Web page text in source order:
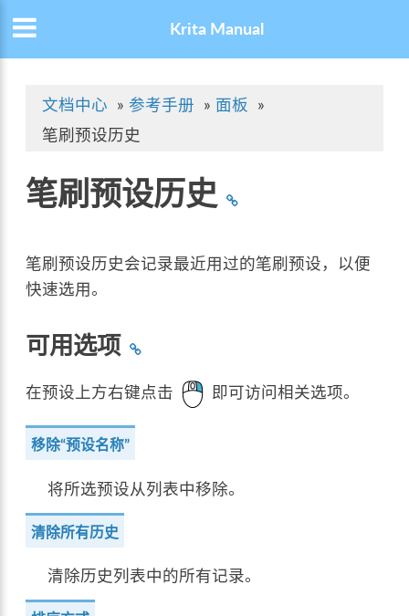
Krita Manual
文档中心 » 参考手册 » 面板
»
笔刷预设历史
笔刷预设历史
笔刷预设历史会记录最近用过的笔刷预设，以便
快速选用。
可用选项
在预设上方右键点击 即可访问相关选项。
移除“预设名称”
将所选预设从列表中移除。
清除所有历史
清除历史列表中的所有记录。